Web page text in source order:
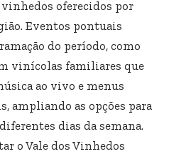
oferecidos por
Eventos pontuais
do período, como
vinícolas familiares que
ao vivo e menus
ampliando as opções para
dias da semana.
o Vale dos Vinhedos